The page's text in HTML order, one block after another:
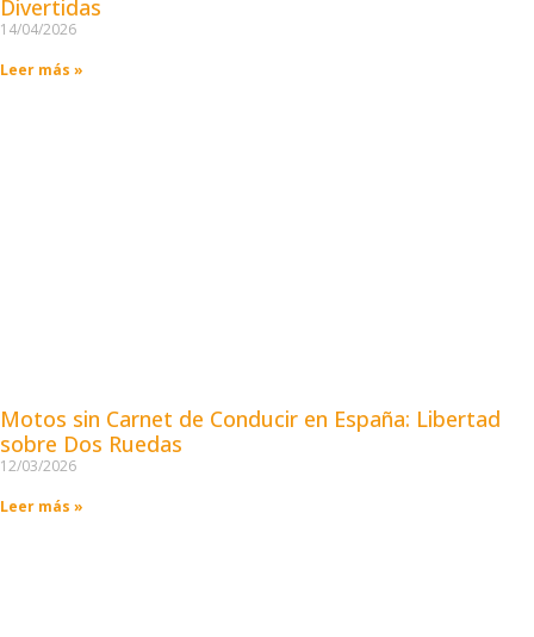
Divertidas
14/04/2026
Leer más »
Motos sin Carnet de Conducir en España: Libertad
sobre Dos Ruedas
12/03/2026
Leer más »